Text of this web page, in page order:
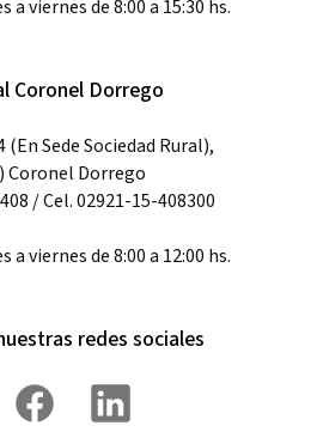
a viernes de 8:00 a 15:30 hs.
Coronel Dorrego
(En Sede Sociedad Rural),
Coronel Dorrego
/ Cel. 02921-15-408300
a viernes de 8:00 a 12:00 hs.
redes sociales